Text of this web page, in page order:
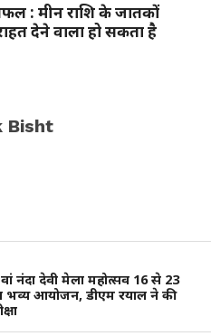
: मीन राशि के जातकों
देने वाला हो सकता है
Bisht
नंदा देवी मेला महोत्सव 16 से 23
भव्य आयोजन, डीएम रयाल ने की